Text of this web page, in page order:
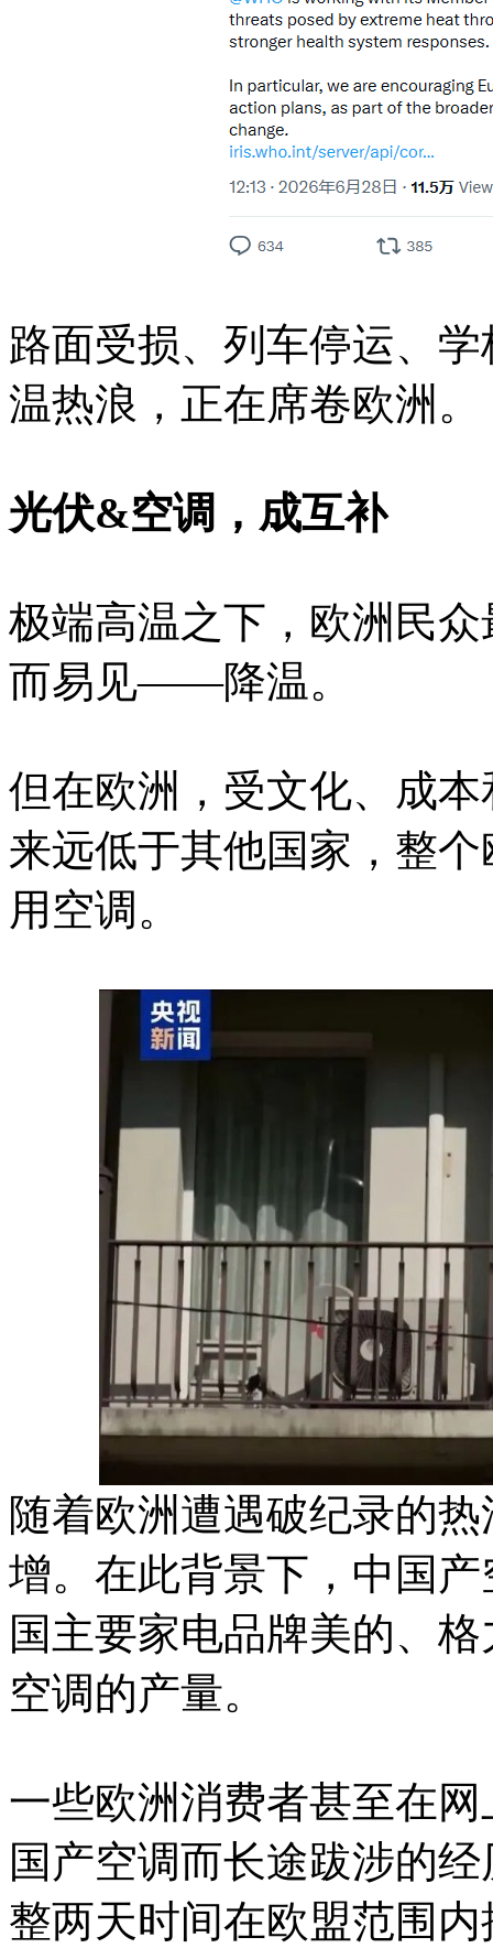
路面受损、列车停运、
温热浪，正在席卷欧洲。
光伏&空调，成互补
极端高温之下，欧洲民
而易见——降温。
但在欧洲，受文化、成
来远低于其他国家，整
用空调。
随着欧洲遭遇破纪录的
增。在此背景下，中国
国主要家电品牌美的、
空调的产量。
一些欧洲消费者甚至在
国产空调而长途跋涉的
整两天时间在欧盟范围